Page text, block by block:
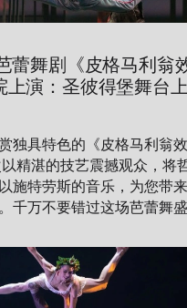
蕾舞剧《皮格马利翁
上演：圣彼得堡舞台
独具特色的《皮格马利翁
精湛的技艺震撼观众，将
施特劳斯的音乐，为您带
千万不要错过这场芭蕾舞盛